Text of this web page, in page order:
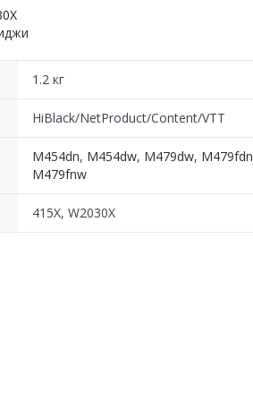
1.2 кг
HiBlack/NetProduct/Content/VTT
M454dn, M454dw, M479dw, M479fdn
M479fnw
415X, W2030X